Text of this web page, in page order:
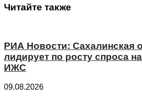
Читайте также
РИА Новости: Сахалинская
лидирует по росту спроса
ИЖС
09.08.2026